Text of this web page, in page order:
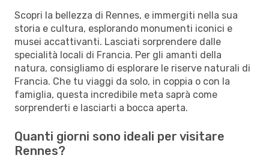
Scopri la bellezza di Rennes, e immergiti nella sua
storia e cultura, esplorando monumenti iconici e
musei accattivanti. Lasciati sorprendere dalle
specialità locali di Francia. Per gli amanti della
natura, consigliamo di esplorare le riserve naturali di
Francia. Che tu viaggi da solo, in coppia o con la
famiglia, questa incredibile meta saprà come
sorprenderti e lasciarti a bocca aperta.
Quanti giorni sono ideali per visitare
Rennes?